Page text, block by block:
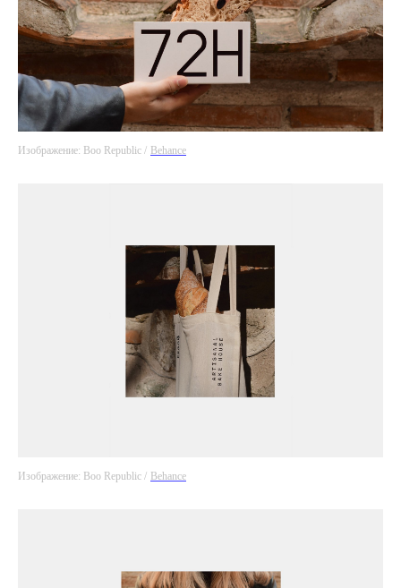
Изображение: Boo Republic / Behance
Изображение: Boo Republic / Behance